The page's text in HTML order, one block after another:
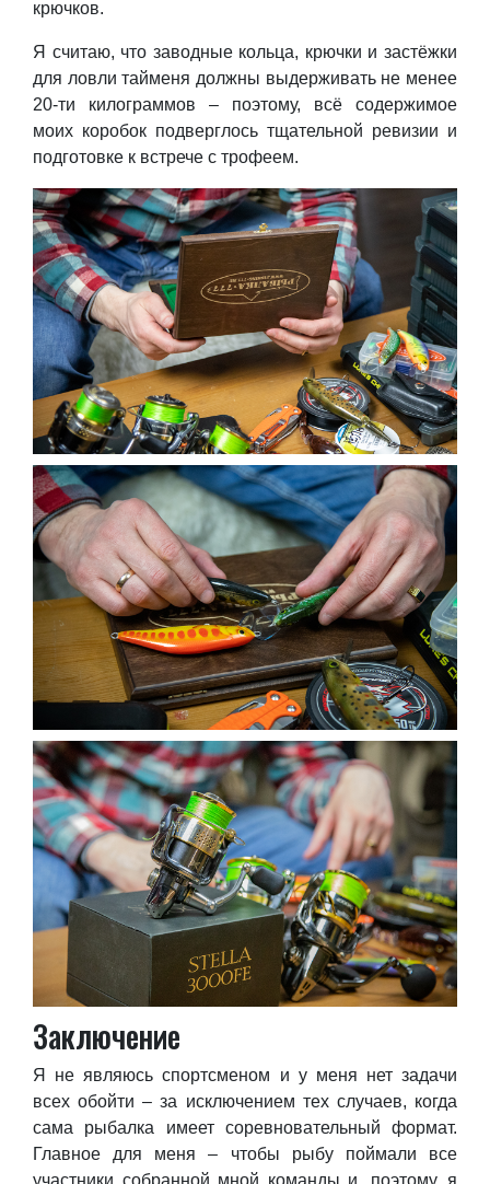
крючков.
Я считаю, что заводные кольца, крючки и застёжки
для ловли тайменя должны выдерживать не менее
20-ти килограммов – поэтому, всё содержимое
моих коробок подверглось тщательной ревизии и
подготовке к встрече с трофеем.
Заключение
Я не являюсь спортсменом и у меня нет задачи
всех обойти – за исключением тех случаев, когда
сама рыбалка имеет соревновательный формат.
Главное для меня – чтобы рыбу поймали все
участники собранной мной команды и, поэтому, я